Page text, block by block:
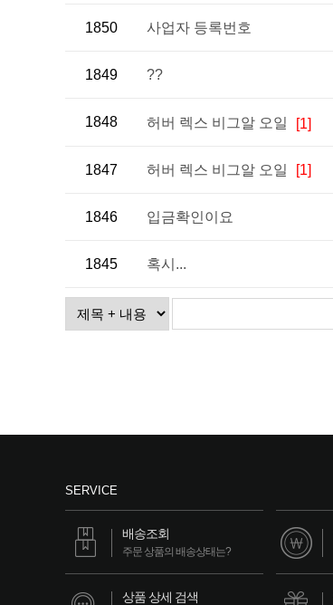
1850 사업자 등록번호
1849 ??
1848 허버 렉스 비그알 오일 [1]
1847 허버 렉스 비그알 오일 [1]
1846 입금확인이요
1845 혹시...
SERVICE
배송조회
주문 상품의 배송상태는?
상품 상세 검색